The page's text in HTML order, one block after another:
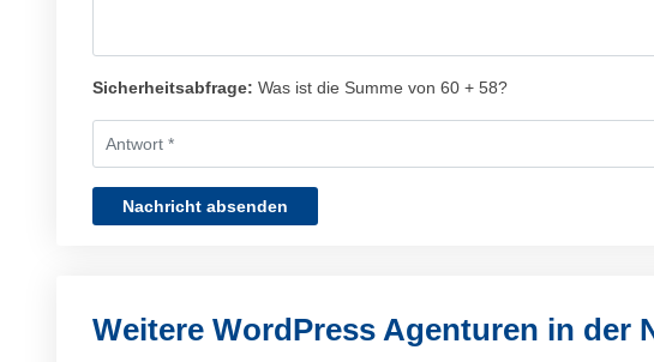
Sicherheitsabfrage: Was ist die Summe von 60 + 58?
Nachricht absenden
Weitere WordPress Agenturen in der